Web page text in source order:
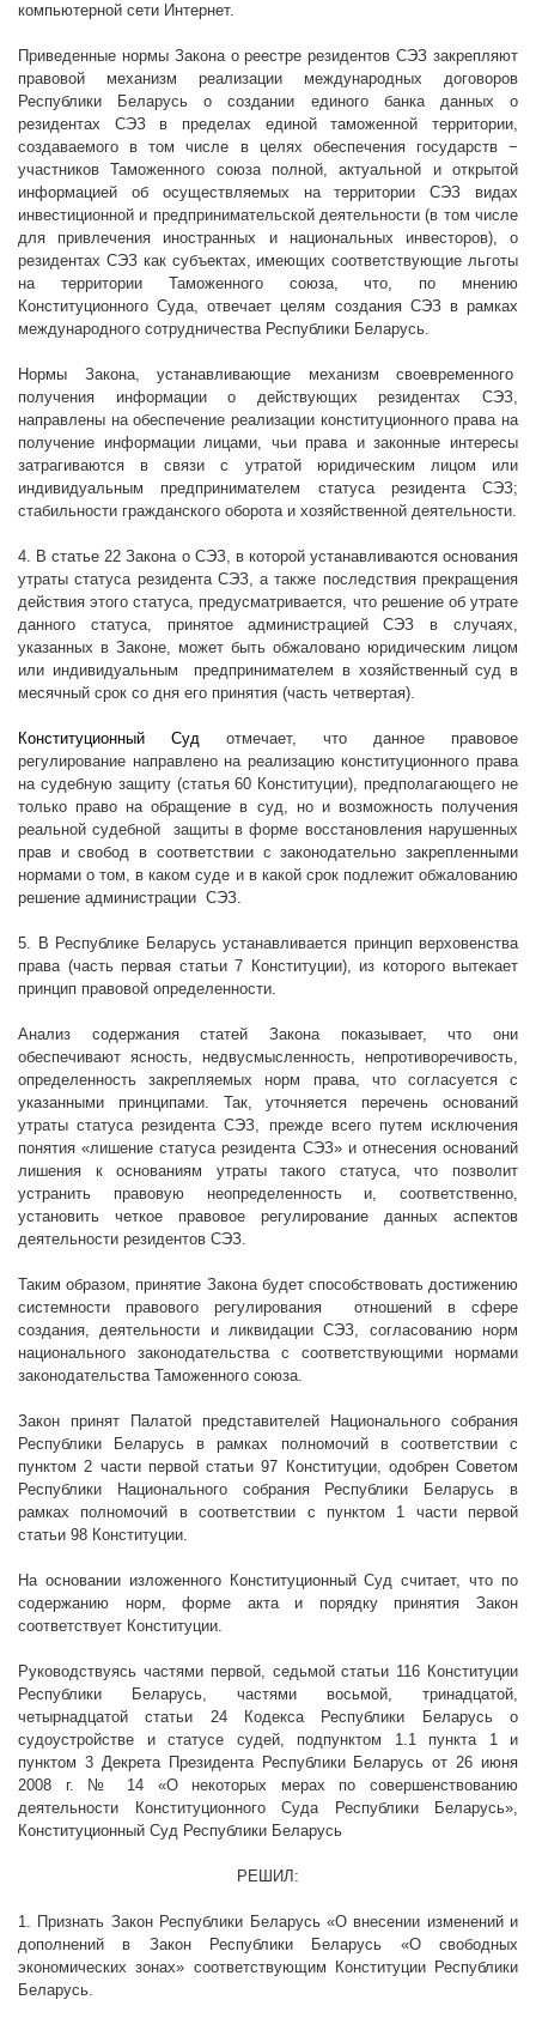
компьютерной сети Интернет.
Приведенные нормы Закона о реестре резидентов СЭЗ закрепляют
правовой механизм реализации международных договоров
Республики Беларусь о создании единого банка данных о
резидентах СЭЗ в пределах единой таможенной территории,
создаваемого в том числе в целях обеспечения государств −
участников Таможенного союза полной, актуальной и открытой
информацией об осуществляемых на территории СЭЗ видах
инвестиционной и предпринимательской деятельности (в том числе
для привлечения иностранных и национальных инвесторов), о
резидентах СЭЗ как субъектах, имеющих соответствующие льготы
на территории Таможенного союза, что, по мнению
Конституционного Суда, отвечает целям создания СЭЗ в рамках
международного сотрудничества Республики Беларусь.
Нормы Закона, устанавливающие механизм своевременного
получения информации о действующих резидентах СЭЗ,
направлены на обеспечение реализации конституционного права на
получение информации лицами, чьи права и законные интересы
затрагиваются в связи с утратой юридическим лицом или
индивидуальным предпринимателем статуса резидента СЭЗ;
стабильности гражданского оборота и хозяйственной деятельности.
4. В статье 22 Закона о СЭЗ, в которой устанавливаются основания
утраты статуса резидента СЭЗ, а также последствия прекращения
действия этого статуса, предусматривается, что решение об утрате
данного статуса, принятое администрацией СЭЗ в случаях,
указанных в Законе, может быть обжаловано юридическим лицом
или индивидуальным
предпринимателем в хозяйственный суд в
месячный срок со дня его принятия (часть четвертая).
Конституционный Суд отмечает, что данное правовое
регулирование направлено на реализацию конституционного права
на судебную защиту (статья 60 Конституции), предполагающего не
только право на обращение в суд, но и возможность получения
реальной судебной
защиты в форме восстановления нарушенных
прав и свобод в соответствии с законодательно закрепленными
нормами о том, в каком суде и в какой срок подлежит обжалованию
решение администрации СЭЗ.
5. В Республике Беларусь устанавливается принцип верховенства
права (часть первая статьи 7 Конституции), из которого вытекает
принцип правовой определенности.
Анализ содержания статей Закона показывает, что они
обеспечивают ясность, недвусмысленность, непротиворечивость,
определенность закрепляемых норм права, что согласуется с
указанными принципами. Так, уточняется перечень оснований
утраты статуса резидента СЭЗ, прежде всего путем исключения
понятия «лишение статуса резидента СЭЗ» и отнесения оснований
лишения к основаниям утраты такого статуса, что позволит
устранить правовую неопределенность и, соответственно,
установить четкое правовое регулирование данных аспектов
деятельности резидентов СЭЗ.
Таким образом, принятие Закона будет способствовать достижению
системности правового регулирования
отношений в сфере
создания, деятельности и ликвидации СЭЗ, согласованию норм
национального законодательства с соответствующими нормами
законодательства Таможенного союза.
Закон принят Палатой представителей Национального собрания
Республики Беларусь в рамках полномочий в соответствии с
пунктом 2 части первой статьи 97 Конституции, одобрен Советом
Республики Национального собрания Республики Беларусь в
рамках полномочий в соответствии с пунктом 1 части первой
статьи 98 Конституции.
На основании изложенного Конституционный Суд считает, что по
содержанию норм, форме акта и порядку принятия Закон
соответствует Конституции.
Руководствуясь частями первой, седьмой статьи 116 Конституции
Республики Беларусь, частями восьмой, тринадцатой,
четырнадцатой статьи 24 Кодекса Республики Беларусь о
судоустройстве и статусе судей, подпунктом 1.1 пункта 1 и
пунктом 3 Декрета Президента Республики Беларусь от 26 июня
2008 г. № 14 «О некоторых мерах по совершенствованию
деятельности Конституционного Суда Республики Беларусь»,
Конституционный Суд Республики Беларусь
РЕШИЛ:
1. Признать Закон Республики Беларусь «О внесении изменений и
дополнений в Закон Республики Беларусь «О свободных
экономических зонах» соответствующим Конституции Республики
Беларусь.